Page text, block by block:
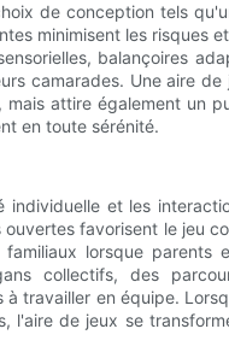
de conception tels
minimisent les risques
balançoires
camarades. Une aire
attire également un
en toute sérénité.
et les
favorisent le jeu
lorsque parents
collectifs, des
travailler en équipe.
l'aire de jeux se